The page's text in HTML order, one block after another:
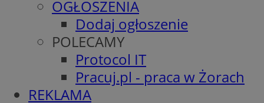
OGŁOSZENIA
Dodaj ogłoszenie
POLECAMY
Protocol IT
Pracuj.pl - praca w Żorach
REKLAMA